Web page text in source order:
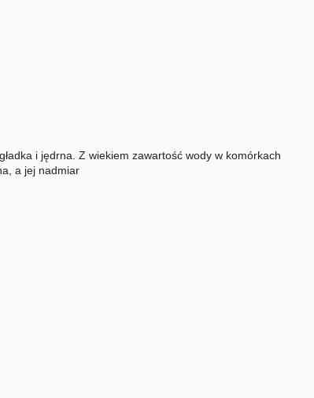
i jędrna. Z wiekiem zawartość wody w komórkach
a jej nadmiar